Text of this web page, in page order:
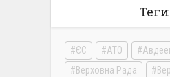
Теги
ЄС АТО
Верховна Рада